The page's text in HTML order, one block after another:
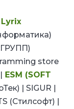
Lyrix
store
| ESM (SOFT
| SIGUR |
(Стилсофт) |